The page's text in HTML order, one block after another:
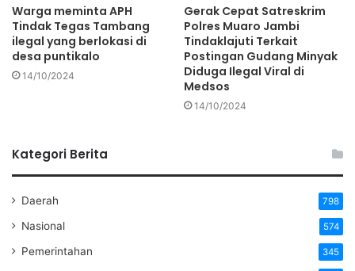
Warga meminta APH
Tindak Tegas Tambang
ilegal yang berlokasi di
desa puntikalo
14/10/2024
Gerak Cepat Satreskrim
Polres Muaro Jambi
Tindaklajuti Terkait
Postingan Gudang Minyak
Diduga Ilegal Viral di
Medsos
14/10/2024
Kategori Berita
Daerah 798
Nasional 574
Pemerintahan 345